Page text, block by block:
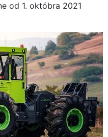
od 1. októbra 2021